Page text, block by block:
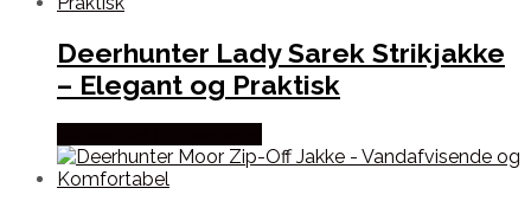
Deerhunter Lady Sarek Strikjakke
– Elegant og Praktisk